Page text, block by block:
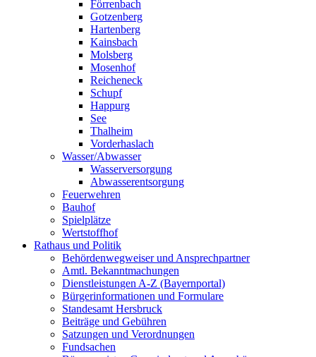
Förrenbach
Gotzenberg
Hartenberg
Kainsbach
Molsberg
Mosenhof
Reicheneck
Schupf
Happurg
See
Thalheim
Vorderhaslach
Wasser/Abwasser
Wasserversorgung
Abwasserentsorgung
Feuerwehren
Bauhof
Spielplätze
Wertstoffhof
Rathaus und Politik
Behördenwegweiser und Ansprechpartner
Amtl. Bekanntmachungen
Dienstleistungen A-Z (Bayernportal)
Bürgerinformationen und Formulare
Standesamt Hersbruck
Beiträge und Gebühren
Satzungen und Verordnungen
Fundsachen